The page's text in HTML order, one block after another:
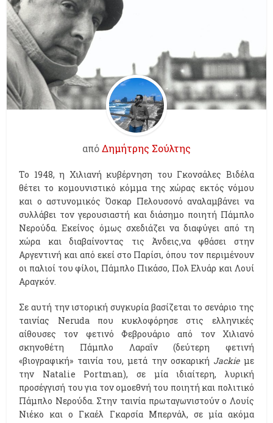
απόΔημήτρης Σούλτης
Το 1948, η Χιλιανή κυβέρνηση του Γκονσάλες Βιδέλα
θέτει το κομουνιστικό κόμμα της χώρας εκτός νόμου
και ο αστυνομικός Όσκαρ Πελουσονό αναλαμβάνει να
συλλάβει τον γερουσιαστή και διάσημο ποιητή Πάμπλο
Νερούδα. Εκείνος όμως σχεδιάζει να διαφύγει από τη
χώρα και διαβαίνοντας τις Άνδεις,να φθάσει στην
Αργεντινή και από εκεί στο Παρίσι, όπου τον περιμένουν
οι παλιοί του φίλοι, Πάμπλο Πικάσο, Πολ Ελυάρ και Λουί
Αραγκόν.
Σε αυτή την ιστορική συγκυρία βασίζεται το σενάριο της
ταινίας Neruda που κυκλοφόρησε στις ελληνικές
αίθουσες τον φετινό Φεβρουάριο από τον Χιλιανό
σκηνοθέτη Πάμπλο Λαραΐν (δεύτερη φετινή
«βιογραφική» ταινία του, μετά την οσκαρική Jackieμε
την Natalie Portman), σε μία ιδιαίτερη, λυρική
προσέγγισή του για τον ομοεθνή του ποιητή και πολιτικό
Πάμπλο Νερούδα. Στην ταινία πρωταγωνιστούν ο Λουίς
Νιέκο και ο Γκαέλ Γκαρσία Μπερνάλ, σε μία ακόμα